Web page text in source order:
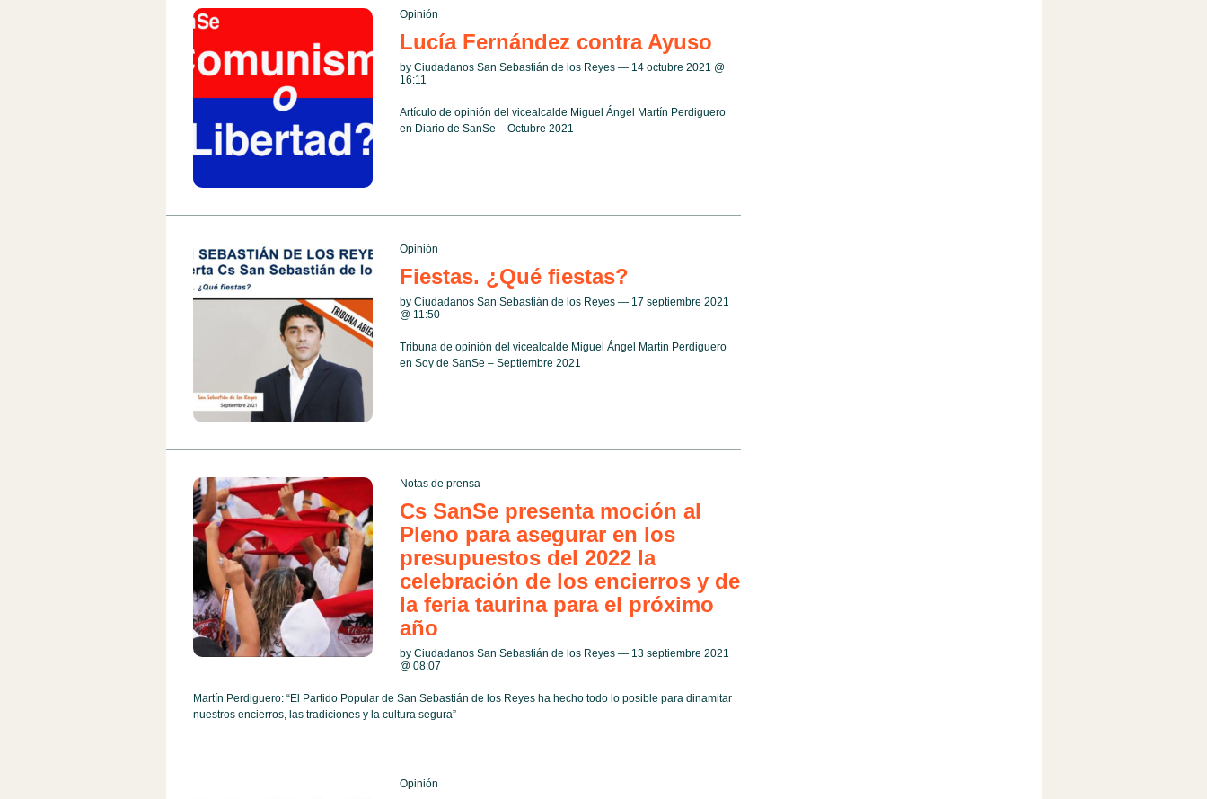
Opinión
Lucía Fernández contra Ayuso
by Ciudadanos San Sebastián de los Reyes — 14 octubre 2021 @
16:11
Artículo de opinión del vicealcalde Miguel Ángel Martín Perdiguero
en Diario de SanSe – Octubre 2021
Opinión
Fiestas. ¿Qué fiestas?
by Ciudadanos San Sebastián de los Reyes — 17 septiembre 2021
@ 11:50
Tribuna de opinión del vicealcalde Miguel Ángel Martín Perdiguero
en Soy de SanSe – Septiembre 2021
Notas de prensa
Cs SanSe presenta moción al
Pleno para asegurar en los
presupuestos del 2022 la
celebración de los encierros y de
la feria taurina para el próximo
año
by Ciudadanos San Sebastián de los Reyes — 13 septiembre 2021
@ 08:07
Martín Perdiguero: “El Partido Popular de San Sebastián de los Reyes ha hecho todo lo posible para dinamitar
nuestros encierros, las tradiciones y la cultura segura”
Opinión